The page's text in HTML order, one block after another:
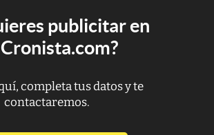
publicitar en
Cronista.com?
completa tus datos y te
contactaremos.